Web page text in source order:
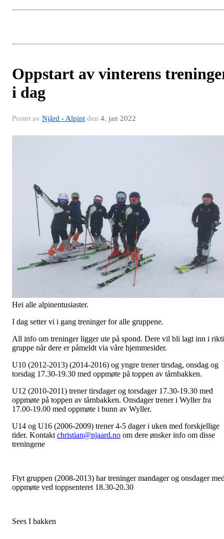
Oppstart av vinterens
i dag
Postet av Njård - Alpint den 4. jan 2022
Hei alle alpinentusiaster.
I dag setter vi i gang treninger for alle gruppene.
All info om treninger ligger ute på spond. Dere vil bli lagt inn i
gruppe når dere er påmeldt via våre hjemmesider.
U10 (2012-2013) (2014-2016) og yngre trener tirsdag, onsdag og
torsdag 17.30-19.30 med oppmøte på toppen av tårnbakken.
U12 (2010-2011) trener tirsdager og torsdager 17.30-19.30 med
oppmøte på toppen av tårnbakken. Onsdager trener i Wyller fra
17.00-19.00 med oppmøte i bunn av Wyller.
U14 og U16 (2006-2009) trener 4-5 dager i uken med forskjellige
tider. Kontakt christian@njaard.no om dere ønsker info om disse
treningene
Flyt gruppen (2008-2013) har treninger mandager og onsdager
oppmøte ved toppsenteret 18.30-20.30
Sees I bakken